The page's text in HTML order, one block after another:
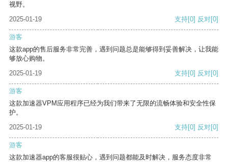
视野。
2025-01-19
支持[0] 反对[0]
游客
这款app的售后服务非常完善，遇到问题总是能够得到妥善解决，让我能
够放心购物。
2025-01-19
支持[0] 反对[0]
游客
这款加速器VPM应用程序已经为我们带来了无限的流畅体验和安全性保
护。
2025-01-19
支持[0] 反对[0]
游客
这款加速器app的客服很贴心，遇到问题都能及时解决，服务态度非常